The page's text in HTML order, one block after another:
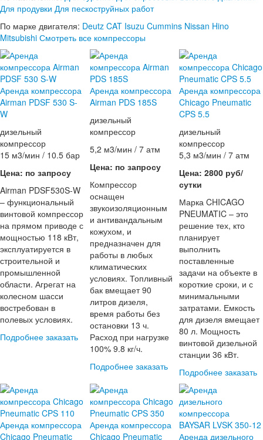
Для продувки Для пескоструйных работ
По марке двигателя: Deutz CAT Isuzu Cummins Nissan Hino
Mitsubishi Смотреть все компрессоры
Аренда компрессора
Airman PDSF 530 S-
W
дизельный
компрессор
15 м3/мин / 10.5 бар
Цена: по запросу
Airman PDSF530S-W
– функциональный
винтовой компрессор
на прямом приводе с
мощностью 118 кВт,
эксплуатируется в
строительной и
промышленной
области. Агрегат на
колесном шасси
востребован в
полевых условиях.
Подробнее заказать
Аренда компрессора
Airman PDS 185S
дизельный
компрессор
5,2 м3/мин / 7 атм
Цена: по запросу
Компрессор
оснащен
звукоизоляционным
и антивандальным
кожухом, и
предназначен для
работы в любых
климатических
условиях. Топливный
бак вмещает 90
литров дизеля,
время работы без
остановки 13 ч.
Расход при нагрузке
100% 9.8 кг/ч.
Подробнее заказать
Аренда компрессора
Chicago Pneumatic
CPS 5.5
дизельный
компрессор
5,3 м3/мин / 7 атм
Цена: 2800 руб/
сутки
Марка CHICAGO
PNEUMATIC – это
решение тех, кто
планирует
выполнить
поставленные
задачи на объекте в
короткие сроки, и с
минимальными
затратами. Емкость
для дизеля вмещает
80 л. Мощность
винтовой дизельной
станции 36 кВт.
Подробнее заказать
Аренда компрессора
Chicago Pneumatic
Аренда компрессора
Chicago Pneumatic
Аренда дизельного